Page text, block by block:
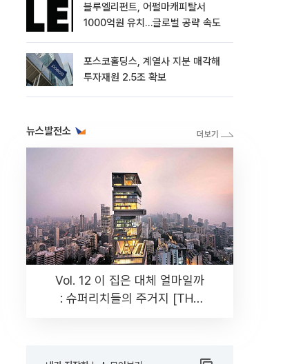
블루엘리펀트, 어펄마캐피탈서
1000억원 유치…글로벌 공략 속도
포스코홀딩스, 계열사 지분 매각해
투자재원 2.5조 확보
뉴스발전소
Vol. 12 이 집은 대체 얼마일까
: 슈퍼리치들의 주거지 [THE